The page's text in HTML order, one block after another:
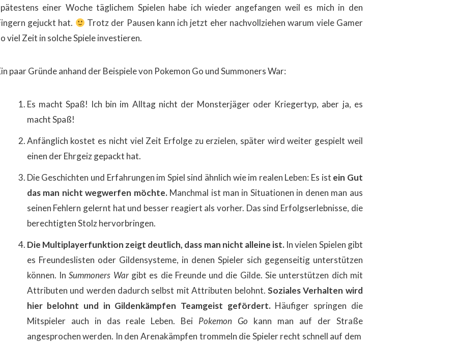
einer Woche täglichem Spielen habe ich wieder angefangen weil es mich in den
gejuckt hat.
Trotz der Pausen kann ich jetzt eher nachvollziehen warum viele Gamer
viel Zeit in solche Spiele investieren.
paar Gründe anhand der Beispiele von Pokemon Go und Summoners War:
Es macht Spaß! Ich bin im Alltag nicht der Monsterjäger oder Kriegertyp, aber ja, es
macht Spaß!
Anfänglich kostet es nicht viel Zeit Erfolge zu erzielen, später wird weiter gespielt weil
einen der Ehrgeiz gepackt hat.
Die Geschichten und Erfahrungen im Spiel sind ähnlich wie im realen Leben: Es ist ein Gut
das man nicht wegwerfen möchte.Manchmal ist man in Situationen in denen man aus
seinen Fehlern gelernt hat und besser reagiert als vorher. Das sind Erfolgserlebnisse, die
berechtigten Stolz hervorbringen.
Die Multiplayerfunktion zeigt deutlich, dass man nicht alleine ist. In vielen Spielen gibt
es Freundeslisten oder Gildensysteme, in denen Spieler sich gegenseitig unterstützen
können. InSummoners War gibt es die Freunde und die Gilde. Sie unterstützen dich mit
Attributen und werden dadurch selbst mit Attributen belohnt. Soziales Verhalten wird
hier belohnt und in Gildenkämpfen Teamgeist gefördert.Häufiger springen die
Mitspieler auch in das reale Leben. Bei Pokemon Go kann man auf der Straße
angesprochen werden. In den Arenakämpfen trommeln die Spieler recht schnell auf dem